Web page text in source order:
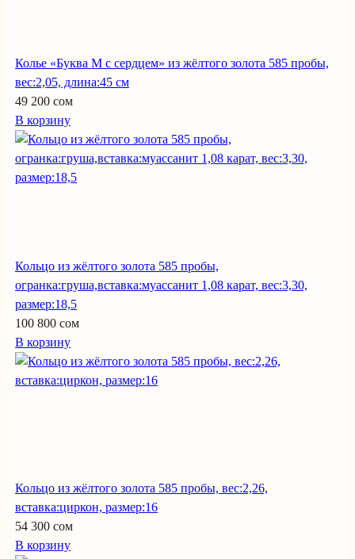
Колье «Буква М с сердцем» из жёлтого золота 585 пробы,
вес:2,05, длина:45 см
49 200 сом
В корзину
Кольцо из жёлтого золота 585 пробы,
огранка:груша,вставка:муассанит 1,08 карат, вес:3,30,
размер:18,5
100 800 сом
В корзину
Кольцо из жёлтого золота 585 пробы, вес:2,26,
вставка:циркон, размер:16
54 300 сом
В корзину